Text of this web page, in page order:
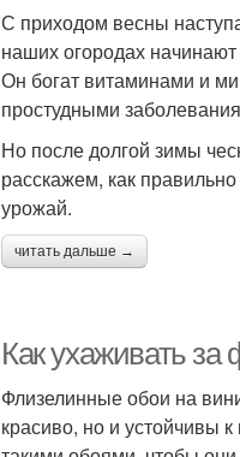
С приходом весны
наших огородах
Он богат витаминами и
простудными
Но после долгой зимы
расскажем, как
урожай.
читать дальше →
Как ухаживать
Флизелинные обои на
красиво, но и устойчивы